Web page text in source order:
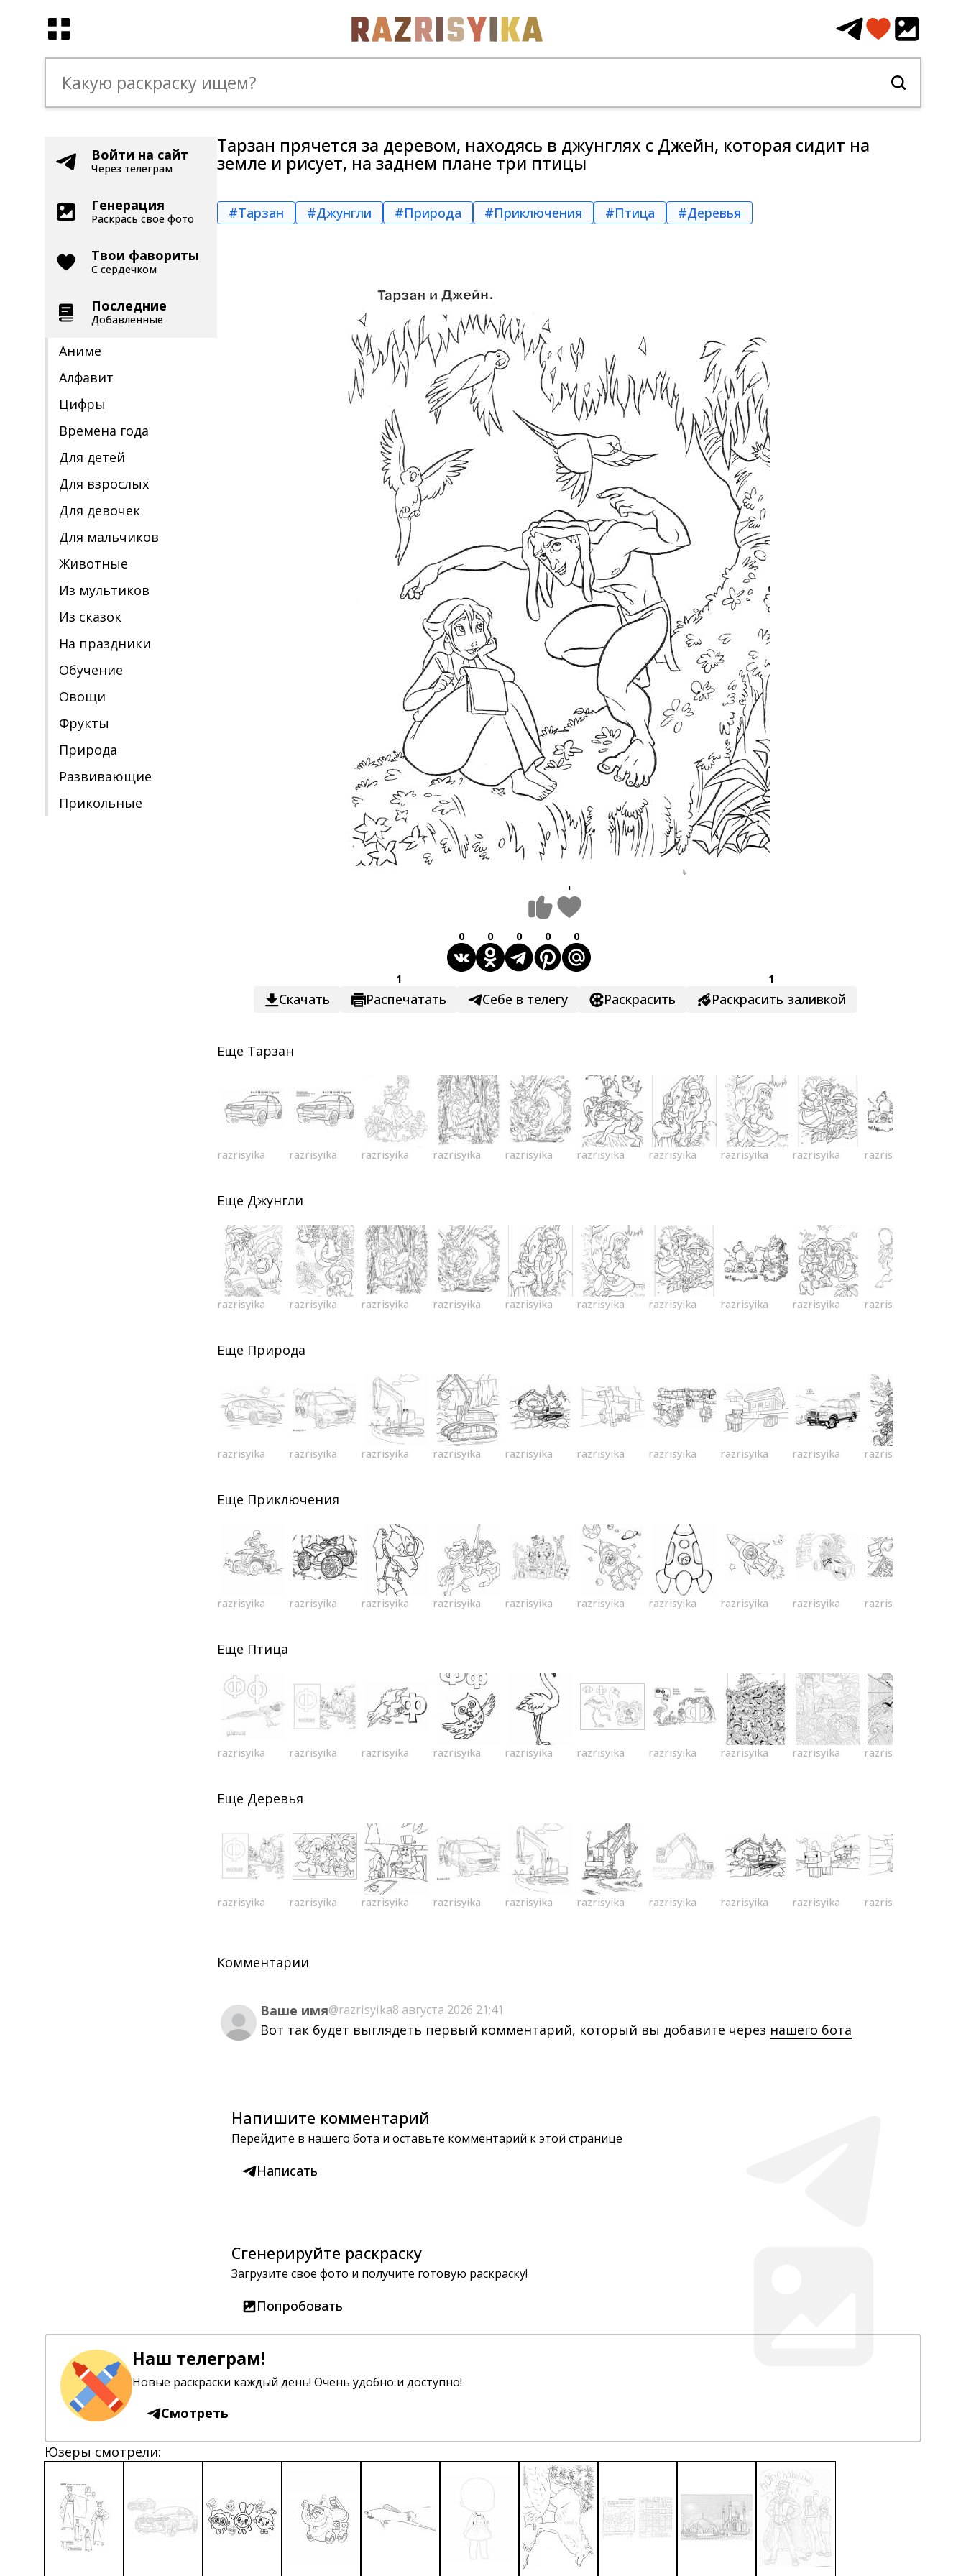
Войти на сайт
Через телеграм
Генерация
Раскрась свое фото
Твои фавориты
С сердечком
Последние
Добавленные
Аниме
Алфавит
Цифры
Времена года
Для детей
Для взрослых
Для девочек
Для мальчиков
Животные
Из мультиков
Из сказок
На праздники
Обучение
Овощи
Фрукты
Природа
Развивающие
Прикольные
Тарзан прячется за деревом, находясь в джунглях с Джейн, которая сидит на
земле и рисует, на заднем плане три птицы
#Тарзан #Джунгли #Природа #Приключения #Птица #Деревья
1
0 0 0 0 0
Скачать
1
Распечатать Себе в телегу Раскрасить
1
Раскрасить заливкой
Еще Тарзан
razrisyika razrisyika razrisyika razrisyika razrisyika razrisyika razrisyika razrisyika razrisyika razrisyika
Еще Джунгли
razrisyika razrisyika razrisyika razrisyika razrisyika razrisyika razrisyika razrisyika razrisyika razrisyika
Еще Природа
razrisyika razrisyika razrisyika razrisyika razrisyika razrisyika razrisyika razrisyika razrisyika razrisyika
Еще Приключения
razrisyika razrisyika razrisyika razrisyika razrisyika razrisyika razrisyika razrisyika razrisyika razrisyika
Еще Птица
razrisyika razrisyika razrisyika razrisyika razrisyika razrisyika razrisyika razrisyika razrisyika razrisyika
Еще Деревья
razrisyika razrisyika razrisyika razrisyika razrisyika razrisyika razrisyika razrisyika razrisyika razrisyika
Комментарии
Ваше имя@razrisyika8 августа 2026 21:41
Вот так будет выглядеть первый комментарий, который вы добавите через нашего бота
Напишите комментарий
Перейдите в нашего бота и оставьте комментарий к этой странице
Написать
Сгенерируйте раскраску
Загрузите свое фото и получите готовую раскраску!
Попробовать
Наш телеграм!
Новые раскраски каждый день! Очень удобно и доступно!
Смотреть
Юзеры смотрели: